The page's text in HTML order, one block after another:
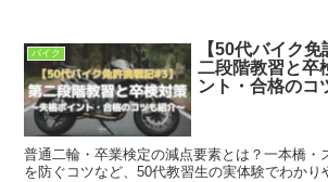
バイク
【50代バイク
二段階教習と卒
ント・合格のコ
普通二輪・卒業検定の減点要素とは？一本橋・
を防ぐコツなど、50代教習生の実体験でわかり